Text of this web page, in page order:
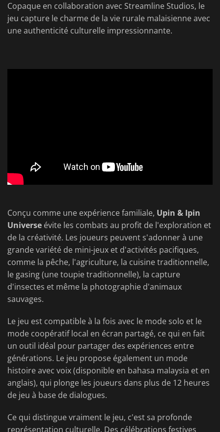
Copaque en collaboration avec Streamline Studios, le
jeu capture le charme de la vie rurale malaisienne avec
une authenticité culturelle impressionnante.
Conçu comme une expérience familiale, Upin & Ipin
Universe évite les combats au profit de l'exploration et
de la créativité. Les joueurs peuvent s'adonner à une
grande variété de mini-jeux et d'activités pacifiques,
comme la pêche, l'agriculture, la cuisine traditionnelle,
le gasing (une toupie traditionnelle), la capture
d'insectes et même la photographie d'animaux
sauvages.
Le jeu est compatible à la fois avec le mode solo et le
mode coopératif local en écran partagé, ce qui en fait
un outil idéal pour partager des expériences entre
générations. Le jeu propose également un mode
histoire avec voix (disponible en bahasa malaysia et en
anglais), qui plonge les joueurs dans plus de 12 heures
de jeu à base de dialogues.
Ce qui distingue vraiment le jeu, c'est sa profonde
représentation culturelle. Des célébrations festives